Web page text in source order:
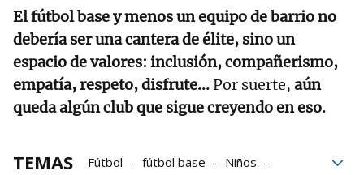
El fútbol base y menos un equipo de barrio no
debería ser una cantera de élite, sino un
espacio de valores: inclusión, compañerismo,
empatía, respeto, disfrute...Por suerte, aún
queda algún club que sigue creyendo en eso.
TEMAS Fútbol fútbol base
Niños